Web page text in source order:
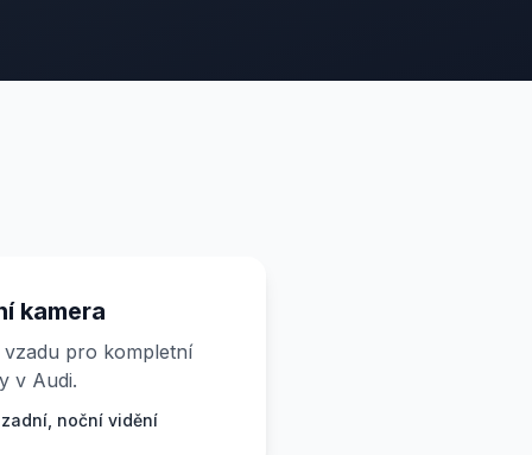
kamera
vzadu pro kompletní
v Audi.
noční vidění